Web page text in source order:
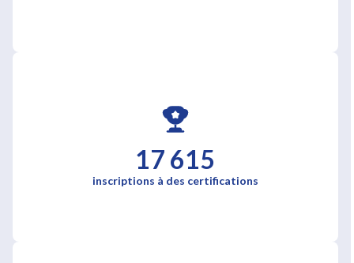
17 615
inscriptions à des certifications